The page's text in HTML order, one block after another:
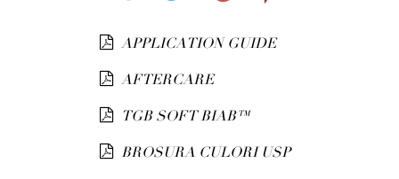
APPLICATION GUIDE
AFTERCARE
TGB SOFT BIAB™
BROSURA CULORI USP